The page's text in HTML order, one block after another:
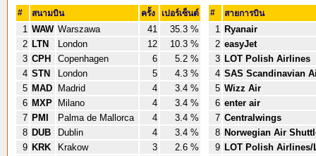
# สนามบิน ครั้ง เปอร์เซ็นต์
1 WAW Warszawa 41
35.3 %
2 LTN London 12
10.3 %
3 CPH Copenhagen 6
5.2 %
4 STN London 5
4.3 %
5 MAD Madrid 4
3.4 %
6 MXP Milano 4
3.4 %
7 PMI Palma de Mallorca 4
3.4 %
8 DUB Dublin 4
3.4 %
9 KRK Krakow 3
2.6 %
# สายการบิน
1 Ryanair
2 easyJet
3 LOT Polish Airlines
4 SAS Scandinavian
5 Wizz Air
6 enter air
7 Centralwings
8 Norwegian Air
9 LOT Polish Airlines/